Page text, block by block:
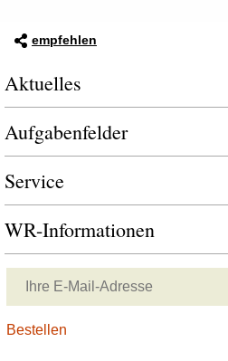
empfehlen
Aktuelles
Aufgabenfelder
Service
WR-Informationen